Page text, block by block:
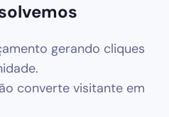
gerando cliques
converte visitante em